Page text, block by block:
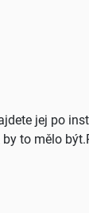
jej po
to mělo